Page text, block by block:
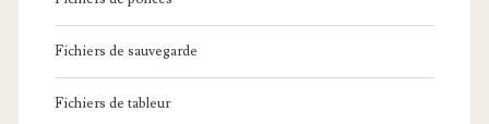
Fichiers de sauvegarde
Fichiers de tableur